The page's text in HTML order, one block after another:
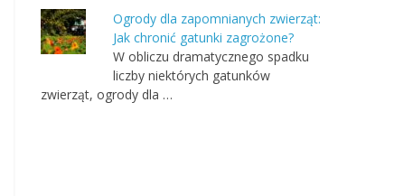
Ogrody dla zapomnianych zwierząt:
Jak chronić gatunki zagrożone?
W obliczu dramatycznego spadku
liczby niektórych gatunków
zwierząt, ogrody dla …